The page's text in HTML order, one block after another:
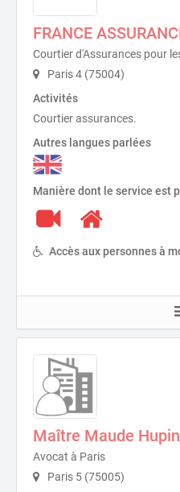
FRANCE
Courtier d'Assurances pour
Paris 4 (75004)
Activités
Courtier assurances.
Autres langues parlées
Manière dont le service est
Accès aux personnes à
Maître Maude Hupin
Avocat à Paris
Paris 5 (75005)